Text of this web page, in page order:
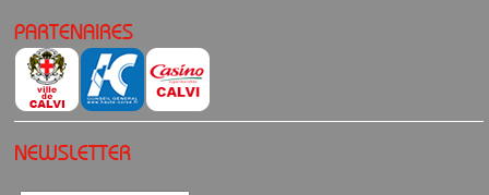
PARTENAIRES
NEWSLETTER